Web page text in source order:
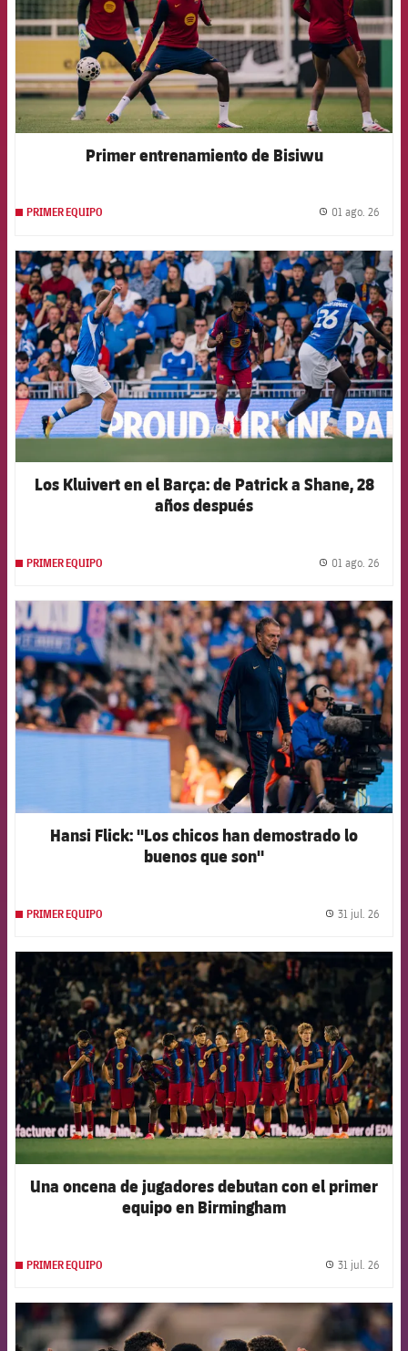
Primer entrenamiento de Bisiwu
PRIMER EQUIPO 01 ago. 26
FCB Barcelona badge
Los Kluivert en el Barça: de Patrick a Shane, 28
años después
PRIMER EQUIPO 01 ago. 26
FCB Barcelona badge
Hansi Flick: "Los chicos han demostrado lo
buenos que son"
PRIMER EQUIPO 31 jul. 26
FCB Barcelona badge
Una oncena de jugadores debutan con el primer
equipo en Birmingham
PRIMER EQUIPO 31 jul. 26
FCB Barcelona badge